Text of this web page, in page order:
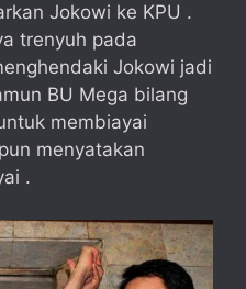
Jokowi ke KPU .
trenyuh pada
Jokowi jadi
BU Mega bilang
membiayai
menyatakan
.